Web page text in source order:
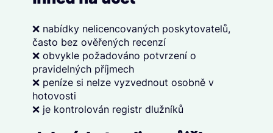
❌ nabídky nelicencovaných poskytovatelů,
často bez ověřených recenzí
❌ obvykle požadováno potvrzení o
pravidelných příjmech
❌ peníze si nelze vyzvednout osobně v
hotovosti
❌ je kontrolován registr dlužníků